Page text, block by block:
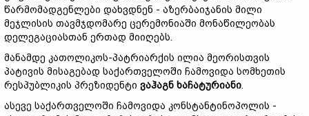
წარმომადგენლები დახვდნენ - აზერბაიჯანის მილი
მეჯლისის თავმჯდომარე ცერემონიაში მონაწილეობას
დელეგაციასთან ერთად მიიღებს.
მანამდე კათოლიკოს-პატრიარქის ილია მეორისთვის
პატივის მისაგებად საქართველოში ჩამოვიდა სომხეთის
რესპუბლიკის პრეზიდენტი ვაჰაგნ ხაჩატურიანი.
ასევე საქართველოში ჩამოვიდა კონსტანტინოპოლის -